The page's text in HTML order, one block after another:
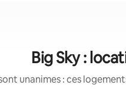
Big Sky :
unanimes : ces